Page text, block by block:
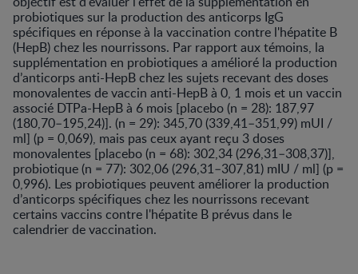
probiotiques sur la production des anticorps IgG
spécifiques en réponse à la vaccination contre l'hépatite B
(HepB) chez les nourrissons. Par rapport aux témoins, la
supplémentation en probiotiques a amélioré la production
d’anticorps anti-HepB chez les sujets recevant des doses
monovalentes de vaccin anti-HepB à 0, 1 mois et un vaccin
associé DTPa-HepB à 6 mois [placebo (n = 28): 187,97
(180,70–195,24)]. (n = 29): 345,70 (339,41–351,99) mUI /
ml] (p = 0,069), mais pas ceux ayant reçu 3 doses
monovalentes [placebo (n = 68): 302,34 (296,31–308,37)],
probiotique (n = 77): 302,06 (296,31–307,81) mIU / ml] (p =
0,996). Les probiotiques peuvent améliorer la production
d’anticorps spécifiques chez les nourrissons recevant
certains vaccins contre l'hépatite B prévus dans le
calendrier de vaccination.